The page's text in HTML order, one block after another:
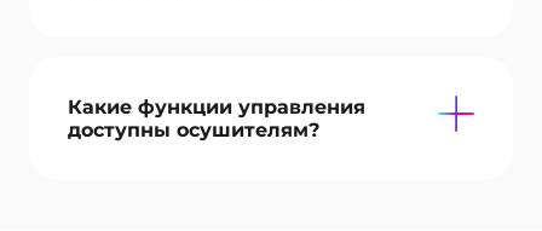
Какие функции управления
доступны осушителям?